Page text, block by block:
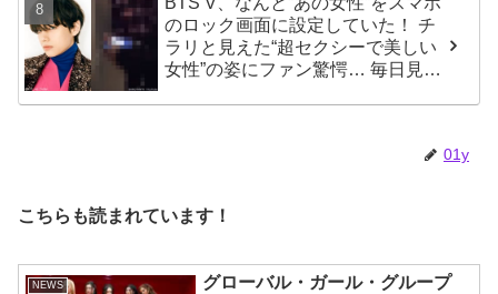
のロック画面に設定していた！ チ
ラリと見えた“超セクシーで美しい
女性”の姿にファン驚愕… 毎日見る
01y
こちらも読まれています！
NEWS
グローバル・ガール・グループ